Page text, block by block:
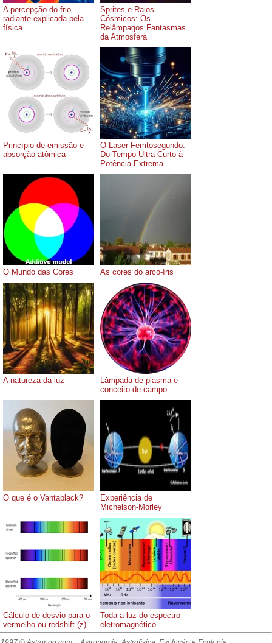
A percepção do frio
radiante explicada pela
física
Sprites e Raios
Cósmicos: Os
Relâmpagos Fantasmas
da Atmosfera
Princípio de emissão e
absorção atômica
O Laser Femtosegundo:
Do Tempo Ultra-Curto à
Potência Extrema
O Mundo das Cores As cores do arco-íris
A natureza da luz
Lâmpada de plasma e
conceito de campo
O que é o Vantablack?
Experiência de
Michelson-Morley
Cálculo de desvio para o
vermelho ou redshift (z)
Toda a luz do espectro
eletromagnético